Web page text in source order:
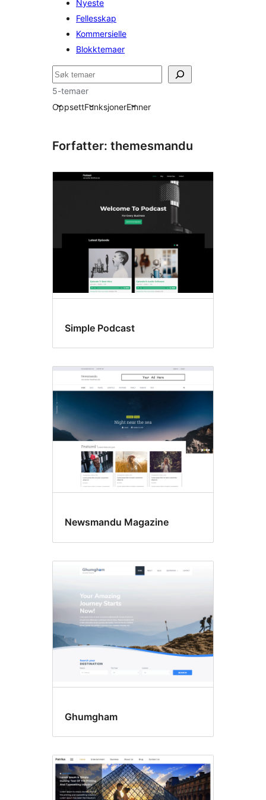
Nyeste
Fellesskap
Kommersielle
Blokktemaer
Søk
5-temaer
OppsettFunksjonerEmner
Forfatter: themesmandu
Simple Podcast
Newsmandu Magazine
Ghumgham